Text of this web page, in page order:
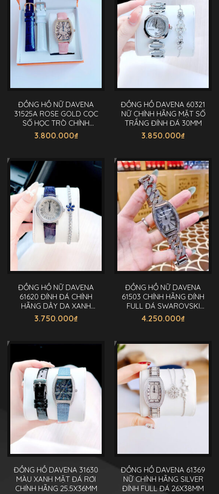
ĐỒNG HỒ NỮ DAVENA
31525A ROSE GOLD CỌC
SỐ HỌC TRÒ CHÍNH
HÃNG 36MM
3.800.000₫
ĐỒNG HỒ DAVENA 60321
NỮ CHÍNH HÃNG MẶT SỐ
TRẮNG ĐÍNH ĐÁ 30MM
3.850.000₫
ĐỒNG HỒ NỮ DAVENA
61620 ĐÍNH ĐÁ CHÍNH
HÃNG DÂY DA XANH
29MM
3.750.000₫
ĐỒNG HỒ NỮ DAVENA
61503 CHÍNH HÃNG ĐÍNH
FULL ĐÁ SWAROVSKI
36MM
4.250.000₫
ĐỒNG HỒ DAVENA 31630
MÀU XANH MẶT ĐÁ RƠI
CHÍNH HÃNG 25.5X36MM
ĐỒNG HỒ DAVENA 61369
NỮ CHÍNH HÃNG SILVER
ĐÍNH FULL ĐÁ 26X38MM